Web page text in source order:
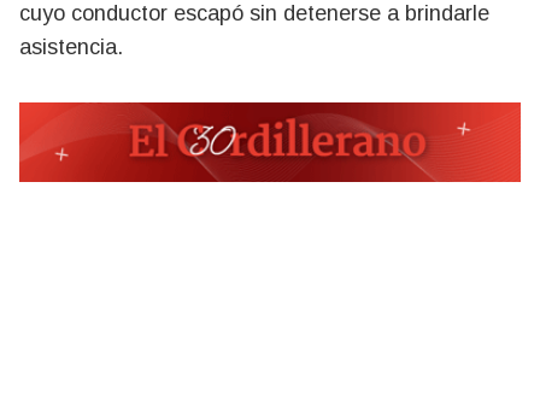
cuyo conductor escapó sin detenerse a brindarle
asistencia.